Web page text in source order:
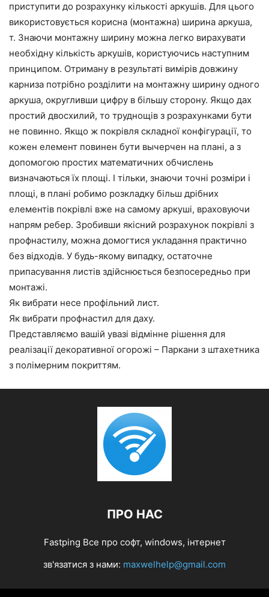
приступити до розрахунку кількості аркушів. Для цього
використовується корисна (монтажна) ширина аркуша,
т. Знаючи монтажну ширину можна легко вирахувати
необхідну кількість аркушів, користуючись наступним
принципом. Отриману в результаті вимірів довжину
карниза потрібно розділити на монтажну ширину одного
аркуша, округливши цифру в більшу сторону. Якщо дах
простий двосхилий, то труднощів з розрахунками бути
не повинно. Якщо ж покрівля складної конфігурації, то
кожен елемент повинен бути вычерчен на плані, а з
допомогою простих математичних обчислень
визначаються їх площі. І тільки, знаючи точні розміри і
площі, в плані робимо розкладку більш дрібних
елементів покрівлі вже на самому аркуші, враховуючи
напрям ребер. Зробивши якісний розрахунок покрівлі з
профнастилу, можна домогтися укладання практично
без відходів. У будь-якому випадку, остаточне
припасування листів здійснюється безпосередньо при
монтажі.
Як вибрати несе профільний лист.
Як вибрати профнастил для даху.
Представляємо вашій увазі відмінне рішення для
реалізації декоративної огорожі – Паркани з штахетника
з полімерним покриттям.
ПРО НАС
Fastping Все про софт, windows, інтернет
зв'язатися з нами: maxwelhelp@gmail.com